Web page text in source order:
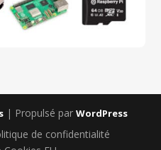
| Propulsé par WordPress
de confidentialité